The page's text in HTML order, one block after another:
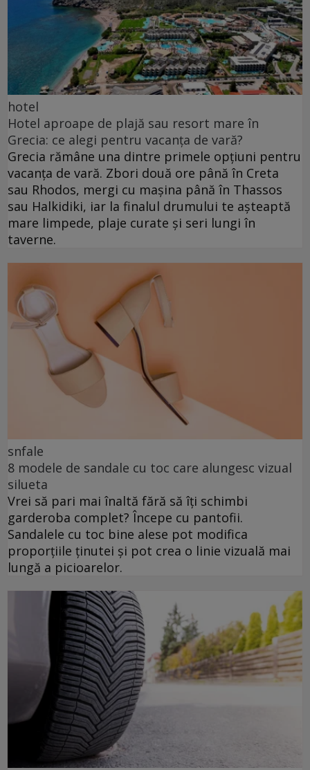
hotel
Hotel aproape de plajă sau resort mare în
Grecia: ce alegi pentru vacanța de vară?
Grecia rămâne una dintre primele opțiuni pentru
vacanța de vară. Zbori două ore până în Creta
sau Rhodos, mergi cu mașina până în Thassos
sau Halkidiki, iar la finalul drumului te așteaptă
mare limpede, plaje curate și seri lungi în
taverne.
snfale
8 modele de sandale cu toc care alungesc vizual
silueta
Vrei să pari mai înaltă fără să îți schimbi
garderoba complet? Începe cu pantofii.
Sandalele cu toc bine alese pot modifica
proporțiile ținutei și pot crea o linie vizuală mai
lungă a picioarelor.